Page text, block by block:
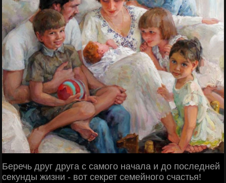
Беречь друг друга с самого начала и до последней
секунды жизни - вот секрет семейного счастья!